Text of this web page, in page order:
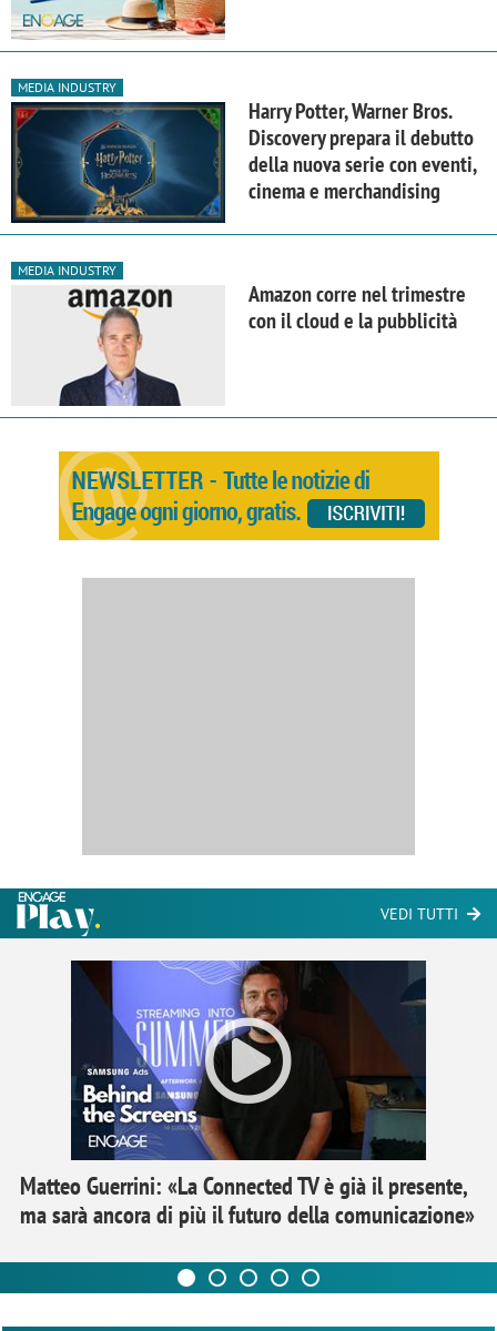
MEDIA INDUSTRY
Harry Potter, Warner Bros.
Discovery prepara il debutto
della nuova serie con eventi,
cinema e merchandising
MEDIA INDUSTRY
Amazon corre nel trimestre
con il cloud e la pubblicità
VEDI TUTTI
Matteo Guerrini: «La Connected TV è già il presente,
ma sarà ancora di più il futuro della comunicazione»